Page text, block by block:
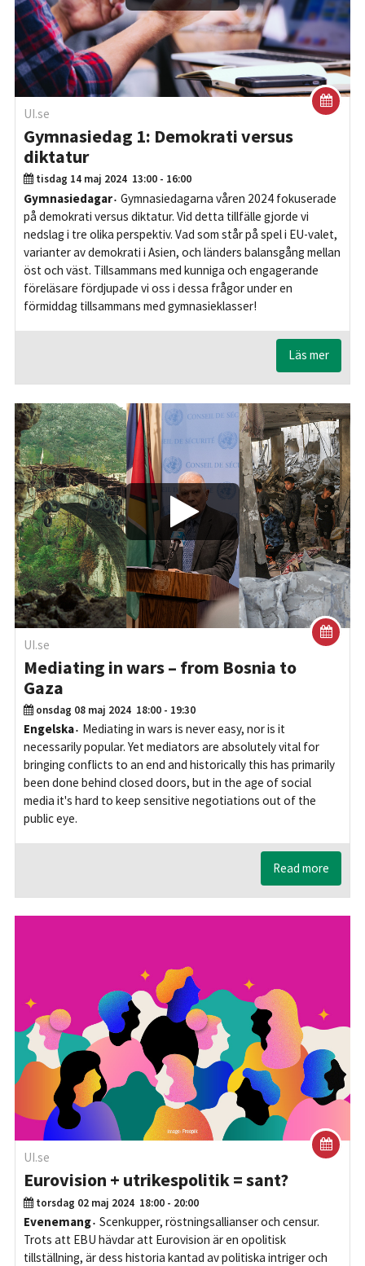
UI.se
Gymnasiedag 1: Demokrati versus
diktatur
tisdag 14 maj 2024 13:00 - 16:00
Gymnasiedagar Gymnasiedagarna våren 2024 fokuserade
på demokrati versus diktatur. Vid detta tillfälle gjorde vi
nedslag i tre olika perspektiv. Vad som står på spel i EU-valet,
varianter av demokrati i Asien, och länders balansgång mellan
öst och väst. Tillsammans med kunniga och engagerande
föreläsare fördjupade vi oss i dessa frågor under en
förmiddag tillsammans med gymnasieklasser!
Läs mer
Play/Visa
UI.se
Mediating in wars – from Bosnia to
Gaza
onsdag 08 maj 2024 18:00 - 19:30
Engelska
Mediating in wars is never easy, nor is it
necessarily popular. Yet mediators are absolutely vital for
bringing conflicts to an end and historically this has primarily
been done behind closed doors, but in the age of social
media it's hard to keep sensitive negotiations out of the
public eye.
Read more
UI.se
Eurovision + utrikespolitik = sant?
torsdag 02 maj 2024 18:00 - 20:00
Evenemang Scenkupper, röstningsallianser och censur.
Trots att EBU hävdar att Eurovision är en opolitisk
tillställning, är dess historia kantad av politiska intriger och